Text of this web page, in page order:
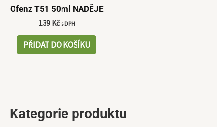
Kategorie produktu
Ofenz T51 50ml NADĚJE
139 Kč s DPH
PŘIDAT DO KOŠÍKU